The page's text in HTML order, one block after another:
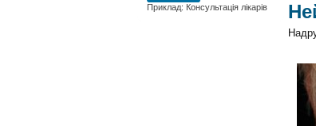
Приклад: Консультація лікарів